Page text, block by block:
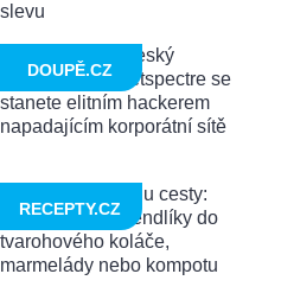
DOUPĚ.CZ
RECEPTY.CZ